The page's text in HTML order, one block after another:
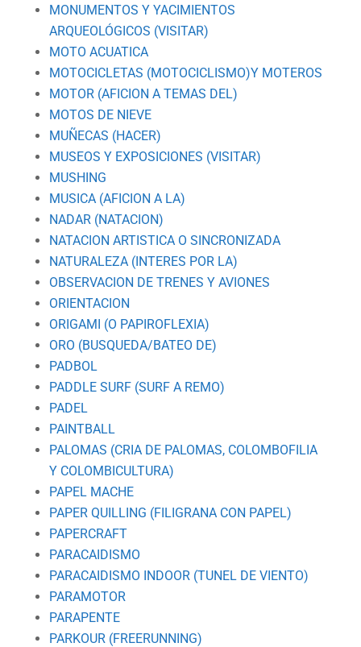
MONUMENTOS Y YACIMIENTOS
ARQUEOLÓGICOS (VISITAR)
MOTO ACUATICA
MOTOCICLETAS (MOTOCICLISMO)Y MOTEROS
MOTOR (AFICION A TEMAS DEL)
MOTOS DE NIEVE
MUÑECAS (HACER)
MUSEOS Y EXPOSICIONES (VISITAR)
MUSHING
MUSICA (AFICION A LA)
NADAR (NATACION)
NATACION ARTISTICA O SINCRONIZADA
NATURALEZA (INTERES POR LA)
OBSERVACION DE TRENES Y AVIONES
ORIENTACION
ORIGAMI (O PAPIROFLEXIA)
ORO (BUSQUEDA/BATEO DE)
PADBOL
PADDLE SURF (SURF A REMO)
PADEL
PAINTBALL
PALOMAS (CRIA DE PALOMAS, COLOMBOFILIA
Y COLOMBICULTURA)
PAPEL MACHE
PAPER QUILLING (FILIGRANA CON PAPEL)
PAPERCRAFT
PARACAIDISMO
PARACAIDISMO INDOOR (TUNEL DE VIENTO)
PARAMOTOR
PARAPENTE
PARKOUR (FREERUNNING)